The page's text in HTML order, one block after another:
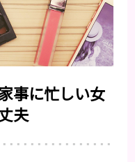
事に忙しい女
夫